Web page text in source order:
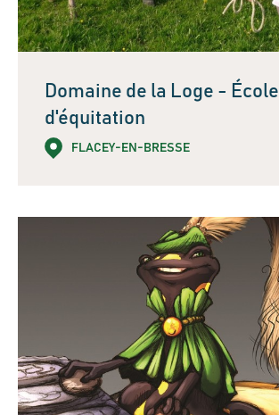
Domaine de la Loge - École
d'équitation
FLACEY-EN-BRESSE